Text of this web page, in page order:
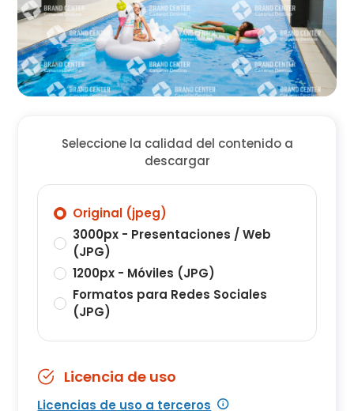
Seleccione la calidad del contenido a
descargar
Original (jpeg)
3000px - Presentaciones / Web
(JPG)
1200px - Móviles (JPG)
Formatos para Redes Sociales
(JPG)
Licencia de uso
Licencias de uso a terceros